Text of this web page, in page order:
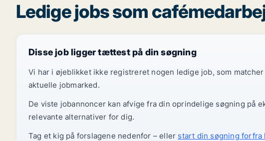
Ledige jobs som
Disse job ligger tættest på din søgning
Vi har i øjeblikket ikke registreret nogen ledige job, som
aktuelle jobmarked.
De viste jobannoncer kan afvige fra din oprindelige søgning på
relevante alternativer for dig.
Tag et kig på forslagene nedenfor – eller start din søgning forfra